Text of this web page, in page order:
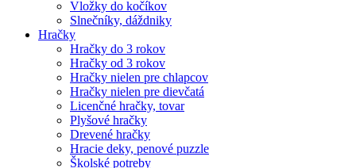
Vložky do kočíkov
Slnečníky, dáždniky
Hračky
Hračky do 3 rokov
Hračky od 3 rokov
Hračky nielen pre chlapcov
Hračky nielen pre dievčatá
Licenčné hračky, tovar
Plyšové hračky
Drevené hračky
Hracie deky, penové puzzle
Školské potreby